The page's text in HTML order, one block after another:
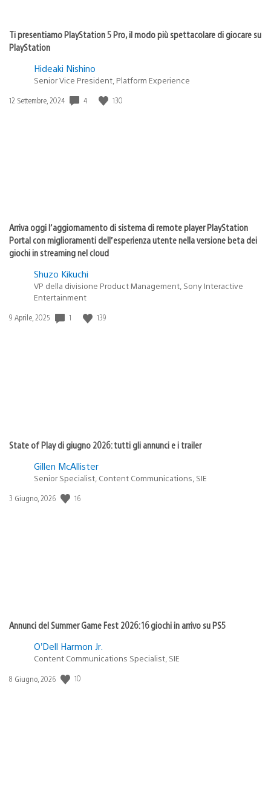
Ti presentiamo PlayStation 5 Pro, il modo più spettacolare di giocare su
PlayStation
Hideaki Nishino
Senior Vice President, Platform Experience
Data
12 Settembre, 2024 4 130
Arriva oggi l’aggiornamento di sistema di remote player PlayStation
Portal con miglioramenti dell’esperienza utente nella versione beta dei
giochi in streaming nel cloud
Shuzo Kikuchi
VP della divisione Product Management, Sony Interactive
Entertainment
Data
9 Aprile, 2025 1 139
State of Play di giugno 2026: tutti gli annunci e i trailer
Gillen McAllister
Senior Specialist, Content Communications, SIE
Data
3 Giugno, 2026 16
Annunci del Summer Game Fest 2026: 16 giochi in arrivo su PS5
O’Dell Harmon Jr.
Content Communications Specialist, SIE
Data
8 Giugno, 2026 10